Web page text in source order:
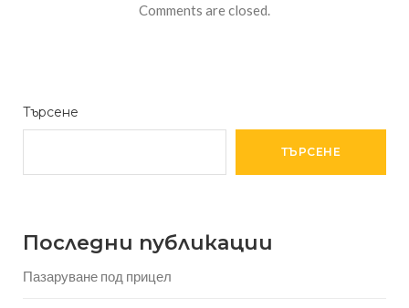
Comments are closed.
Търсене
ТЪРСЕНЕ
Последни публикации
Пазаруване под прицел